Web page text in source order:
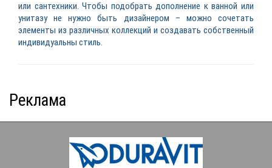
или сантехники. Чтобы подобрать дополнение к ванной или
унитазу не нужно быть дизайнером – можно сочетать
элементы из различных коллекций и создавать собственный
индивидуальны стиль.
Реклама